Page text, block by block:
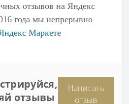
отзывов на Яндекс
года мы непрерывно
Маркете
отзывы
Написать
отзыв